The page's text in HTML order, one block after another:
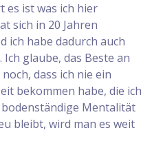
es ist was ich hier
sich in 20 Jahren
ich habe dadurch auch
glaube, das Beste an
dass ich nie ein
bekommen habe, die ich
Mentalität
bleibt, wird man es weit